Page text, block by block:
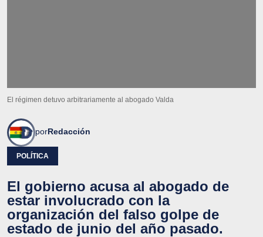
El régimen detuvo arbitrariamente al abogado Valda
porRedacción
POLÍTICA
El gobierno acusa al abogado de
estar involucrado con la
organización del falso golpe de
estado de junio del año pasado.